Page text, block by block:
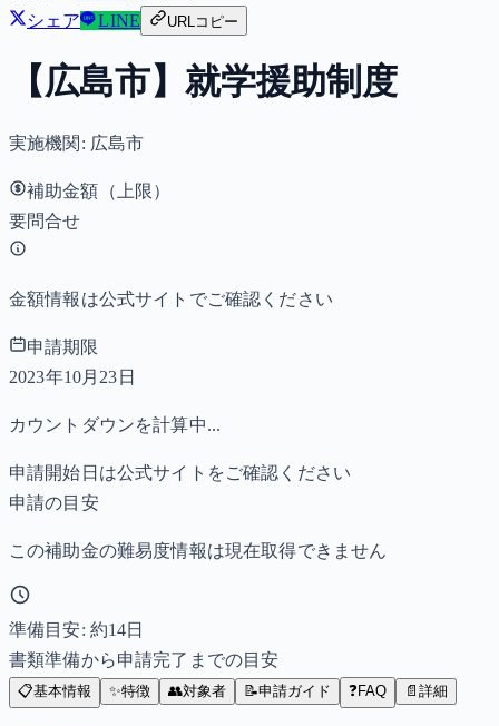
シェア
LINE URLコピー
【広島市】就学援助制度
実施機関: 広島市
補助金額（上限）
要問合せ
金額情報は公式サイトでご確認ください
申請期限
2023年10月23日
カウントダウンを計算中...
申請開始日は公式サイトをご確認ください
申請の目安
この補助金の難易度情報は現在取得できません
準備目安: 約14日
書類準備から申請完了までの目安
📋基本情報 ✨特徴 👥対象者 📝申請ガイド ❓FAQ 📄 詳細